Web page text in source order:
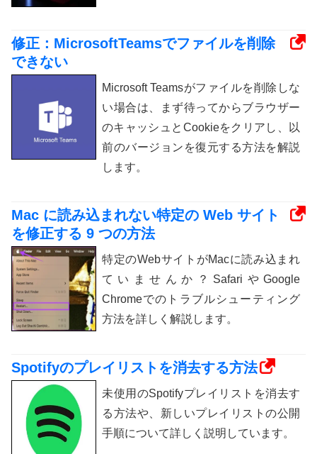
修正：MicrosoftTeamsでファイルを削除
できない
Microsoft Teamsがファイルを削除しな
い場合は、まず待ってからブラウザー
のキャッシュとCookieをクリアし、以
前のバージョンを復元する方法を解説
します。
Mac に読み込まれない特定の Web サイト
を修正する 9 つの方法
特定のWebサイトがMacに読み込まれ
ていませんか？SafariやGoogle
Chromeでのトラブルシューティング
方法を詳しく解説します。
Spotifyのプレイリストを消去する方法
未使用のSpotifyプレイリストを消去す
る方法や、新しいプレイリストの公開
手順について詳しく説明しています。